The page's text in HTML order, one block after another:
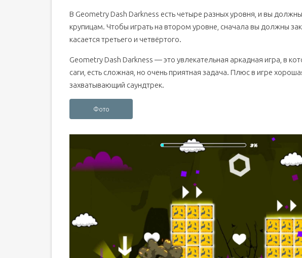
В Geometry Dash Darkness есть четыре разных уровня, и вы
крупицам. Чтобы играть на втором уровне, сначала вы должны
касается третьего и четвёртого.
Geometry Dash Darkness — это увлекательная аркадная игра, в
саги, есть сложная, но очень приятная задача. Плюс в игре
захватывающий саундтрек.
Фото